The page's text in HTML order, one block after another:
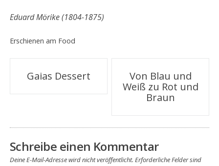
Eduard Mörike (1804-1875)
Erschienen am Food
Beitragsnavigation
Gaias Dessert
Von Blau und
Weiß zu Rot und
Braun
Schreibe einen Kommentar
Deine E-Mail-Adresse wird nicht veröffentlicht. Erforderliche Felder sind